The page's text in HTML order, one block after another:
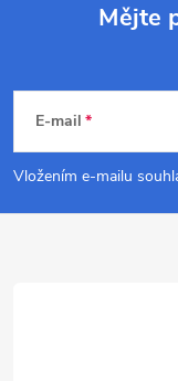
k
y
v
p
Mějte
E-mail
Vložením e-mailu